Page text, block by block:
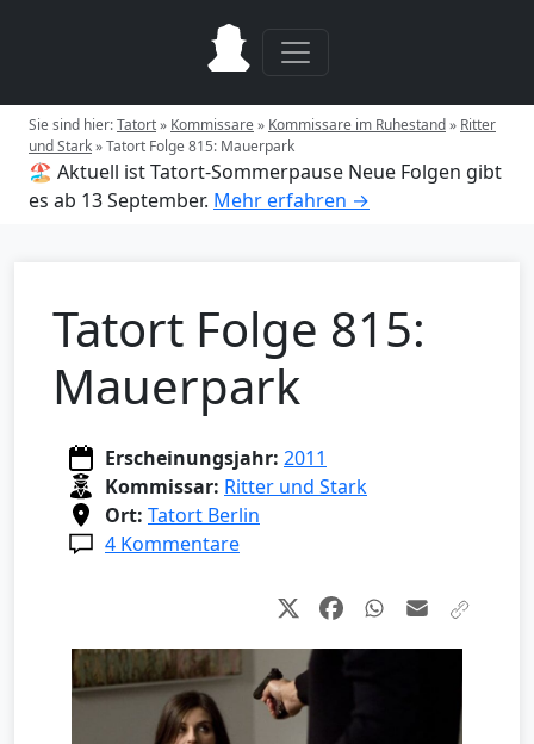
Sie sind hier:Tatort» Kommissare» Kommissare im Ruhestand» Ritter
und Stark»Tatort Folge 815: Mauerpark
🏖️ Aktuell ist Tatort-Sommerpause Neue Folgen gibt
es ab 13 September. Mehr erfahren →
Tatort Folge 815:
Mauerpark
Erscheinungsjahr: 2011
Kommissar: Ritter und Stark
Ort: Tatort Berlin
4 Kommentare